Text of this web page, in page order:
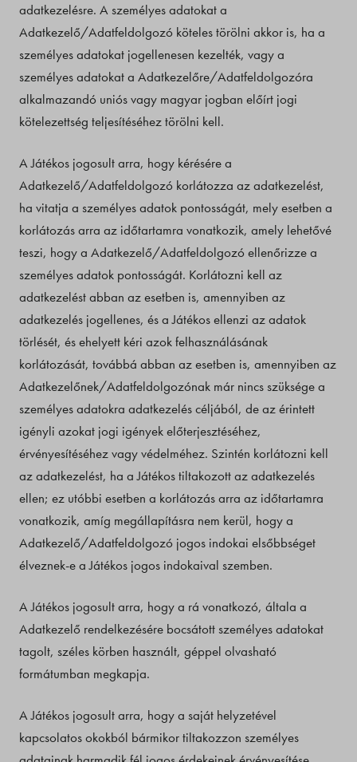
adatkezelésre. A személyes adatokat a
Adatkezelő/Adatfeldolgozó köteles törölni akkor is, ha a
személyes adatokat jogellenesen kezelték, vagy a
személyes adatokat a Adatkezelőre/Adatfeldolgozóra
alkalmazandó uniós vagy magyar jogban előírt jogi
kötelezettség teljesítéséhez törölni kell.
A Játékos jogosult arra, hogy kérésére a
Adatkezelő/Adatfeldolgozó korlátozza az adatkezelést,
ha vitatja a személyes adatok pontosságát, mely esetben a
korlátozás arra az időtartamra vonatkozik, amely lehetővé
teszi, hogy a Adatkezelő/Adatfeldolgozó ellenőrizze a
személyes adatok pontosságát. Korlátozni kell az
adatkezelést abban az esetben is, amennyiben az
adatkezelés jogellenes, és a Játékos ellenzi az adatok
törlését, és ehelyett kéri azok felhasználásának
korlátozását, továbbá abban az esetben is, amennyiben az
Adatkezelőnek/Adatfeldolgozónak már nincs szüksége a
személyes adatokra adatkezelés céljából, de az érintett
igényli azokat jogi igények előterjesztéséhez,
érvényesítéséhez vagy védelméhez. Szintén korlátozni kell
az adatkezelést, ha a Játékos tiltakozott az adatkezelés
ellen; ez utóbbi esetben a korlátozás arra az időtartamra
vonatkozik, amíg megállapításra nem kerül, hogy a
Adatkezelő/Adatfeldolgozó jogos indokai elsőbbséget
élveznek-e a Játékos jogos indokaival szemben.
A Játékos jogosult arra, hogy a rá vonatkozó, általa a
Adatkezelő rendelkezésére bocsátott személyes adatokat
tagolt, széles körben használt, géppel olvasható
formátumban megkapja.
A Játékos jogosult arra, hogy a saját helyzetével
kapcsolatos okokból bármikor tiltakozzon személyes